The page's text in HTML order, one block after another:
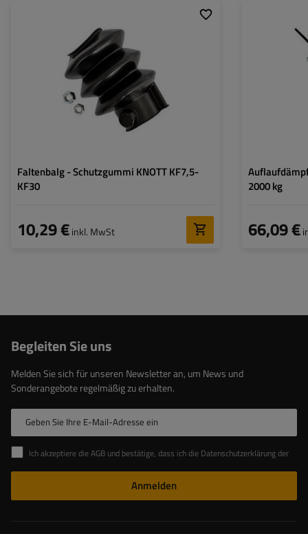
Faltenbalg - Schutzgummi KNOTT KF7,5-
KF30
10,29 €inkl. MwSt
2000 kg
66,09 €
Begleiten Sie uns
Melden Sie sich für unseren Newsletter an, um News und
Sonderangebote regelmäßig zu erhalten.
Geben Sie Ihre E-Mail-Adresse ein
Ich akzeptiere die AGB und bestätige, dass ich die Datenschutzerklärung der Website zur Kenntnis genommen habe
Anmelden